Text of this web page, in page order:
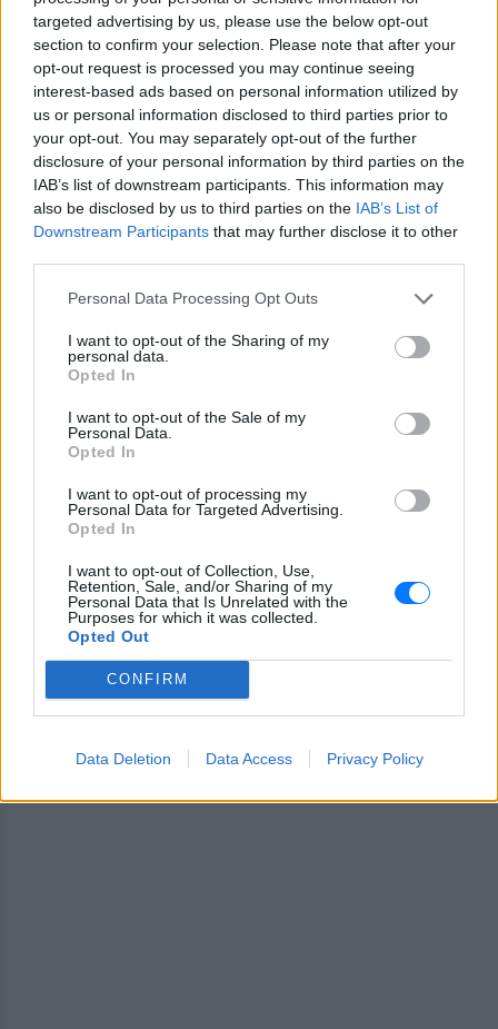
targeted advertising by us, please use the below opt-out
section to confirm your selection. Please note that after your
opt-out request is processed you may continue seeing
interest-based ads based on personal information utilized by
us or personal information disclosed to third parties prior to
your opt-out. You may separately opt-out of the further
disclosure of your personal information by third parties on the
IAB’s list of downstream participants. This information may
also be disclosed by us to third parties on the IAB’s List of
Downstream Participants that may further disclose it to other
Personal Data Processing Opt Outs
I want to opt-out of the Sharing of my
personal data.
Opted In
I want to opt-out of the Sale of my
Personal Data.
Opted In
I want to opt-out of processing my
Personal Data for Targeted Advertising.
Opted In
I want to opt-out of Collection, Use,
Retention, Sale, and/or Sharing of my
Personal Data that Is Unrelated with the
Purposes for which it was collected.
Opted Out
CONFIRM
Data Deletion Data Access Privacy Policy
ΔΙΑΦΗΜΙΣΗ
Ακολουθήστε το E-Radio.gr στοGoogle News
και μάθετε πρώτοιτα πιο hot νέα
Εσύ μπήκες στο E-Daily.gr; Τα νέα της ημέρας
και ότι σου κάνει κλικ!
Ακολουθήστε το E-Radio.gr και στο Instagram